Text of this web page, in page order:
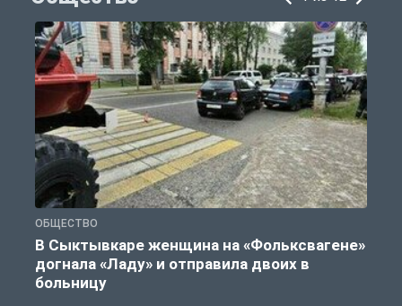
ОБЩЕСТВО
В Сыктывкаре женщина на «Фольксвагене»
догнала «Ладу» и отправила двоих в
больницу